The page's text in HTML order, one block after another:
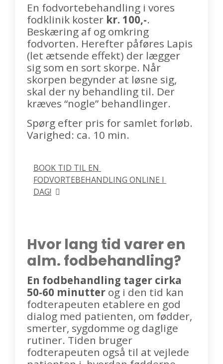
En fodvortebehandling i vores
fodklinik koster kr. 100,-.
Beskæring af og omkring
fodvorten. Herefter påføres Lapis
(let ætsende effekt) der lægger
sig som en sort skorpe. Når
skorpen begynder at løsne sig,
skal der ny behandling til. Der
kræves “nogle” behandlinger.
Spørg efter pris for samlet forløb.
Varighed: ca. 10 min.
BOOK TID TIL EN
FODVORTEBEHANDLING ONLINE I
DAG!
Hvor lang tid varer en
alm. fodbehandling?
En fodbehandling tager cirka
50-60 minutter og i den tid kan
fodterapeuten etablere en god
dialog med patienten, om fødder,
smerter, sygdomme og daglige
rutiner. Tiden bruger
fodterapeuten også til at vejlede